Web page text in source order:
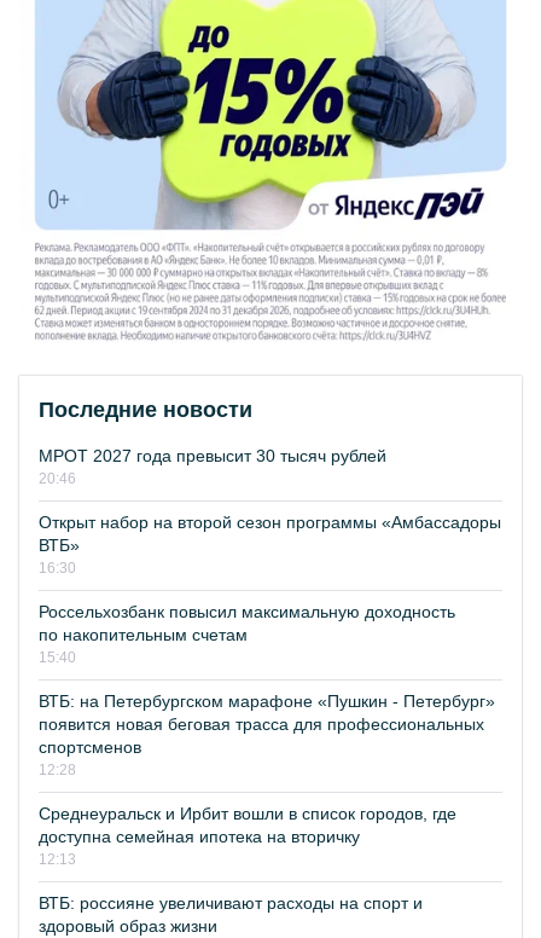
Последние новости
МРОТ 2027 года превысит 30 тысяч рублей
20:46
Открыт набор на второй сезон программы «Амбассадоры
ВТБ»
16:30
Россельхозбанк повысил максимальную доходность
по накопительным счетам
15:40
ВТБ: на Петербургском марафоне «Пушкин - Петербург»
появится новая беговая трасса для профессиональных
спортсменов
12:28
Среднеуральск и Ирбит вошли в список городов, где
доступна семейная ипотека на вторичку
12:13
ВТБ: россияне увеличивают расходы на спорт и
здоровый образ жизни